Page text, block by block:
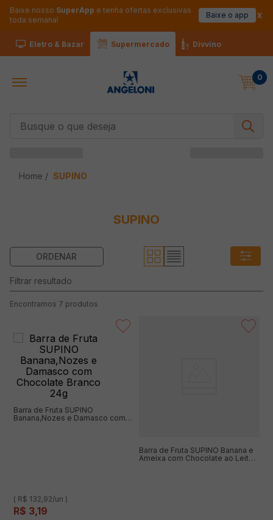
Baixe nosso SuperApp e tenha ofertas exclusivas
toda semana!
Baixe o app
Eletro & Bazar Supermercado Divvino
0
SUPINO
SUPINO
7 produtos
Barra de Fruta SUPINO
Banana,Nozes e Damasco com
( R$ 132,92/un )
R$ 3,19
Barra de Fruta SUPINO Banana e
Ameixa com Chocolate ao Leite